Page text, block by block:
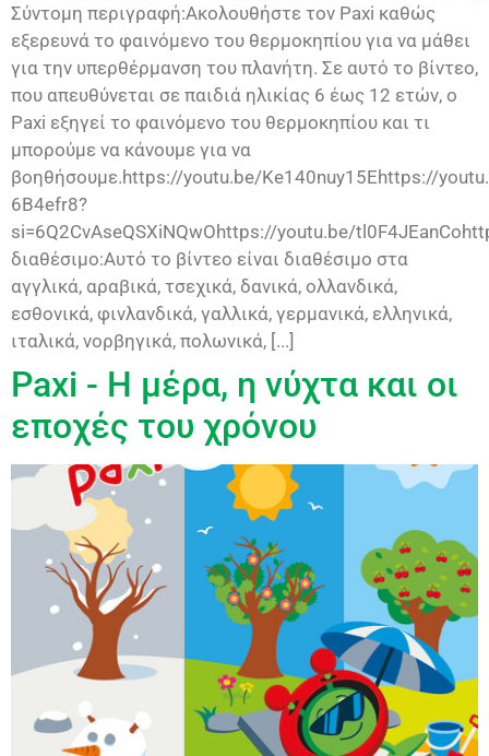
Σύντομη περιγραφή:Ακολουθήστε τον Paxi καθώς
εξερευνά το φαινόμενο του θερμοκηπίου για να μάθει
για την υπερθέρμανση του πλανήτη. Σε αυτό το βίντεο,
που απευθύνεται σε παιδιά ηλικίας 6 έως 12 ετών, ο
Paxi εξηγεί το φαινόμενο του θερμοκηπίου και τι
μπορούμε να κάνουμε για να
βοηθήσουμε.https://youtu.be/Ke140nuy15Ehttps://
6B4efr8?
si=6Q2CvAseQSXiNQwOhttps://youtu.be/
διαθέσιμο:Αυτό το βίντεο είναι διαθέσιμο στα
αγγλικά, αραβικά, τσεχικά, δανικά, ολλανδικά,
εσθονικά, φινλανδικά, γαλλικά, γερμανικά, ελληνικά,
ιταλικά, νορβηγικά, πολωνικά, [...]
Paxi - Η μέρα, η νύχτα και οι
εποχές του χρόνου